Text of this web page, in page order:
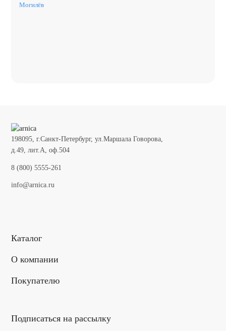
Могилёв
198095, г.Санкт-Петербург, ул.Маршала Говорова,
д.49, лит.А, оф.504
8 (800) 5555-261
info@arnica.ru
Каталог
О компании
Покупателю
Подписаться на рассылку